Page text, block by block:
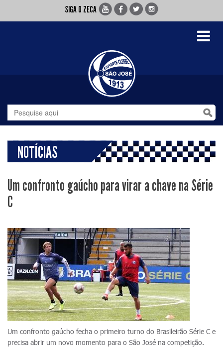
SIGA O ZECA
Toggle
NOTÍCIAS
Um confronto gaúcho para virar a chave na Série
C
Um confronto gaúcho fecha o primeiro turno do Brasileirão Série C e
precisa abrir um novo momento para o São José na competição.